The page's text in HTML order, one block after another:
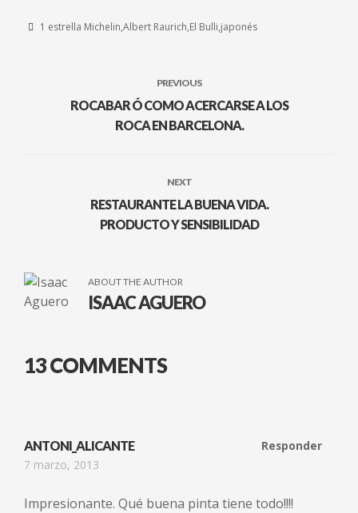
1 estrella Michelin Albert Raurich El Bulli japonés
PREVIOUS
ROCABAR Ó COMO ACERCARSE A LOS
ROCA EN BARCELONA.
NEXT
RESTAURANTE LA BUENA VIDA.
PRODUCTO Y SENSIBILIDAD
ABOUT THE AUTHOR
ISAAC AGUERO
13 COMMENTS
ANTONI_ALICANTE
7 marzo, 2013
Responder
Impresionante. Qué buena pinta tiene todo!!!!